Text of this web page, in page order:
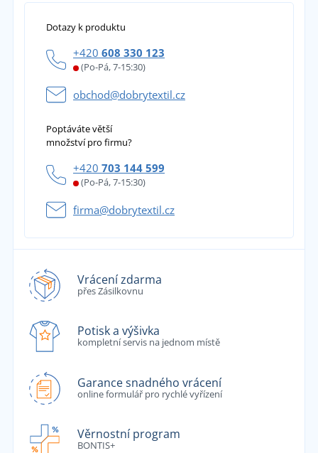
Dotazy k produktu
+420 608 330 123
(Po-Pá, 7-15:30)
obchod@dobrytextil.cz
Poptáváte větší
množství pro firmu?
+420 703 144 599
(Po-Pá, 7-15:30)
firma@dobrytextil.cz
Vrácení zdarma
přes Zásilkovnu
Potisk a výšivka
kompletní servis na jednom místě
Garance snadného vrácení
online formulář pro rychlé vyřízení
Věrnostní program
BONTIS+